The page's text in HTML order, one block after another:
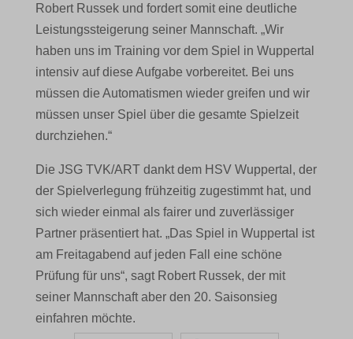
Robert Russek und fordert somit eine deutliche
Leistungssteigerung seiner Mannschaft. „Wir
haben uns im Training vor dem Spiel in Wuppertal
intensiv auf diese Aufgabe vorbereitet. Bei uns
müssen die Automatismen wieder greifen und wir
müssen unser Spiel über die gesamte Spielzeit
durchziehen.“
Die JSG TVK/ART dankt dem HSV Wuppertal, der
der Spielverlegung frühzeitig zugestimmt hat, und
sich wieder einmal als fairer und zuverlässiger
Partner präsentiert hat. „Das Spiel in Wuppertal ist
am Freitagabend auf jeden Fall eine schöne
Prüfung für uns“, sagt Robert Russek, der mit
seiner Mannschaft aber den 20. Saisonsieg
einfahren möchte.